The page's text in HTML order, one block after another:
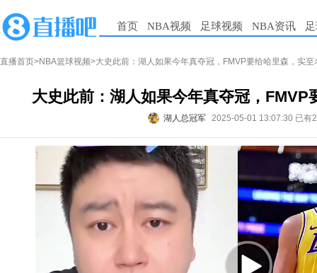
首页 NBA视频 足球视频 NBA资讯
直播首页>NBA篮球视频>大史此前：湖人如果今年真夺冠，FMVP要给哈里森，实至
大史此前：湖人如果今年真夺冠，FMVP
湖人总冠军 2025-05-01 13:07:30 已有